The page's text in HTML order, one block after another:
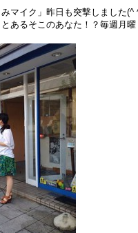
マイク 」昨日も突撃しました(^
あるそこのあなた！？毎週月